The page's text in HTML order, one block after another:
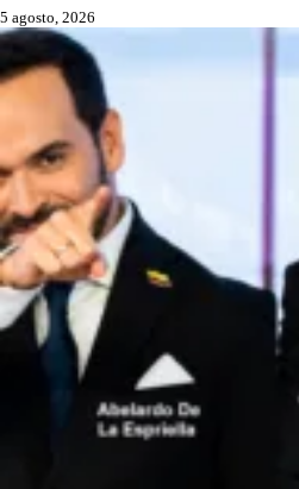
5 agosto, 2026